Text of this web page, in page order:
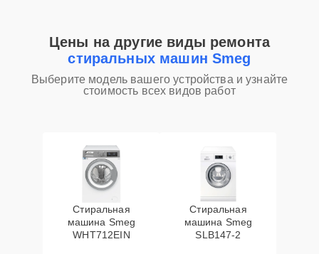
Цены на другие виды ремонта
стиральных машин Smeg
Выберите модель вашего устройства и узнайте
стоимость всех видов работ
Стиральная
машина Smeg
WHT712EIN
Стиральная
машина Smeg
SLB147-2